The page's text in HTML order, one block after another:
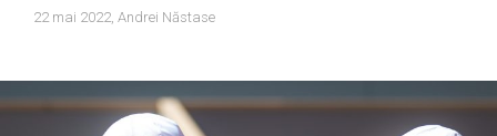
22 mai 2022, Andrei Năstase